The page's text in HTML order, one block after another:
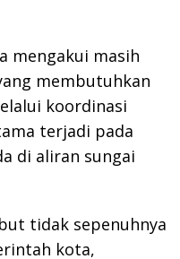
mengakui masih
membutuhkan
koordinasi
terjadi pada
di aliran sungai
tidak sepenuhnya
kota,